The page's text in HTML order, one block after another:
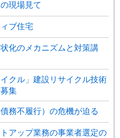
現場見て
ブ住宅
化のメカニズムと対策講
クル」建設リサイクル技術
集
務不履行）の危機が迫る
アップ業務の事業者選定の